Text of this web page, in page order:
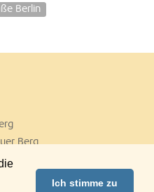
Ich stimme zu
Berlin
Berg